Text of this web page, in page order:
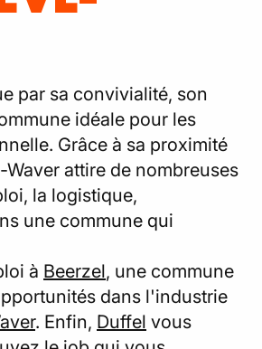
par sa convivialité, son
idéale pour les
Grâce à sa proximité
attire de nombreuses
la logistique,
une commune qui
à Beerzel, une commune
dans l'industrie
. Enfin, Duffel vous